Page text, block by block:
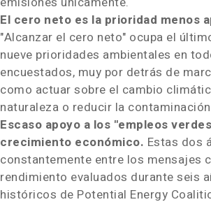
El cero neto es la prioridad menos
"Alcanzar el cero neto" ocupa el
nueve prioridades ambientales en
encuestados, muy por detrás de
como actuar sobre el cambio
naturaleza o reducir la
Escaso apoyo a los "empleos
crecimiento económico. Estas dos
constantemente entre los mensajes
rendimiento evaluados durante seis
históricos de Potential Energy